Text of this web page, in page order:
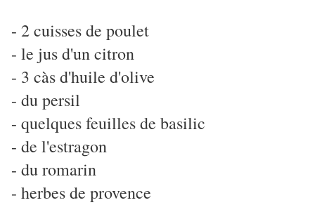
- 2 cuisses de poulet
- le jus d'un citron
- 3 càs d'huile d'olive
- du persil
- quelques feuilles de basilic
- de l'estragon
- du romarin
- herbes de provence